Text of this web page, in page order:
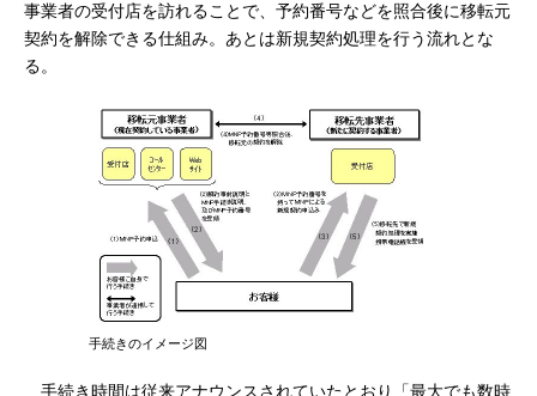
事業者の受付店を訪れることで、予約番号などを照合後に移転元
契約を解除できる仕組み。あとは新規契約処理を行う流れとな
る。
手続きのイメージ図
手続き時間は従来アナウンスされていたとおり「最大でも数時